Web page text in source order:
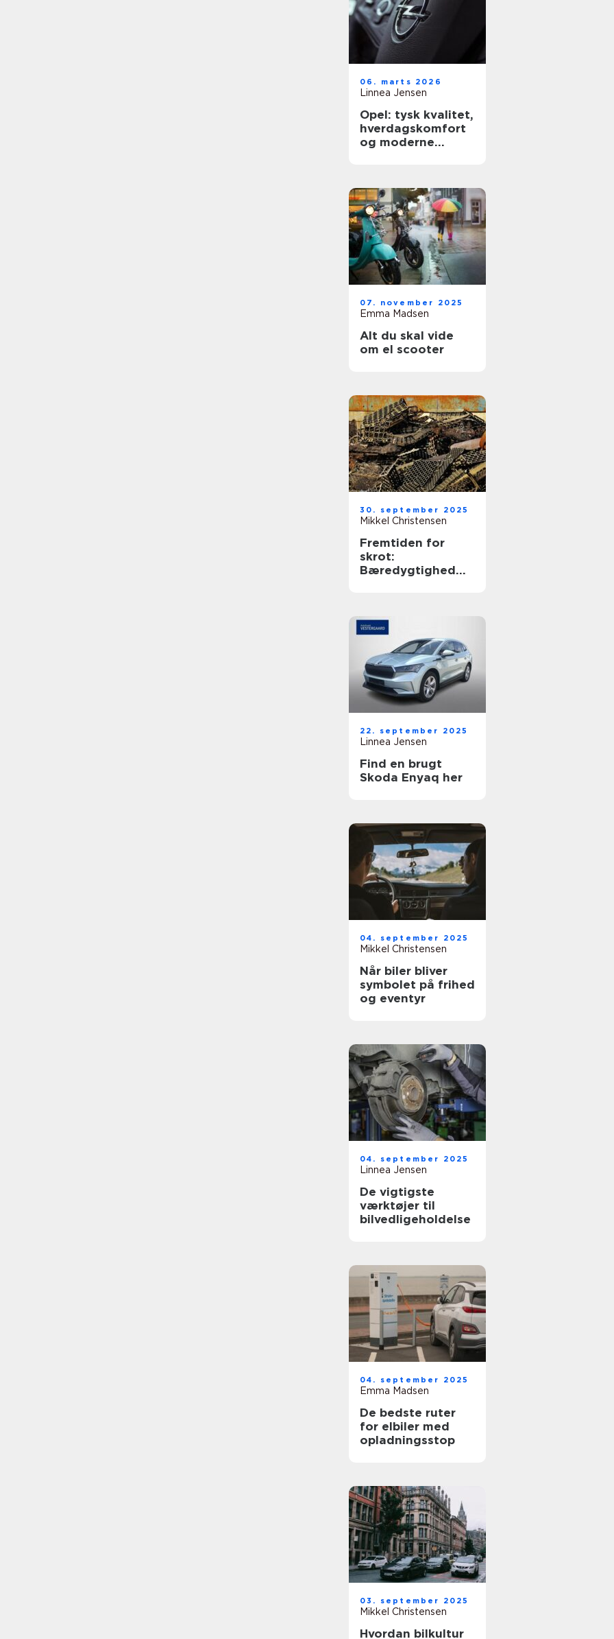
06. marts 2026
Linnea Jensen
Opel: tysk kvalitet,
hverdagskomfort
og moderne
07. november 2025
Emma Madsen
Alt du skal vide
om el scooter
30. september 2025
Mikkel Christensen
Fremtiden for
skrot:
Bæredygtighed
22. september 2025
Linnea Jensen
Find en brugt
Skoda Enyaq her
04. september 2025
Mikkel Christensen
Når biler bliver
symbolet på frihed
og eventyr
04. september 2025
Linnea Jensen
De vigtigste
værktøjer til
bilvedligeholdelse
04. september 2025
Emma Madsen
De bedste ruter
for elbiler med
opladningsstop
03. september 2025
Mikkel Christensen
Hvordan bilkultur